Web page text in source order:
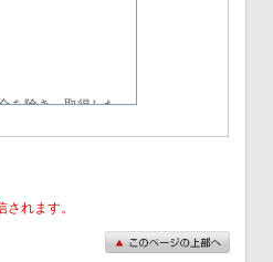
を除き、取得した
囲で個人情報を
委託先との間で個
れます。